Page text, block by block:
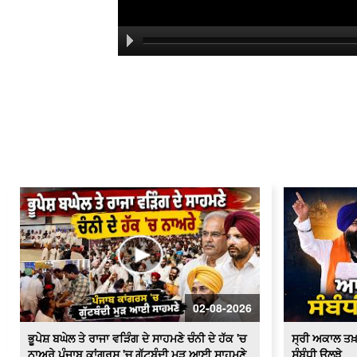
02-08-2026
ਭੂਪੇਸ਼ ਬਘੇਲ ਤੇ ਰਾਜਾ ਵੜਿੰਗ ਦੇ ਸਾਹਮਣੇ ਚੰਨੀ ਦੇ ਹੱਕ 'ਚ
ਸ੍ਰੀ ਅਕਾਲ